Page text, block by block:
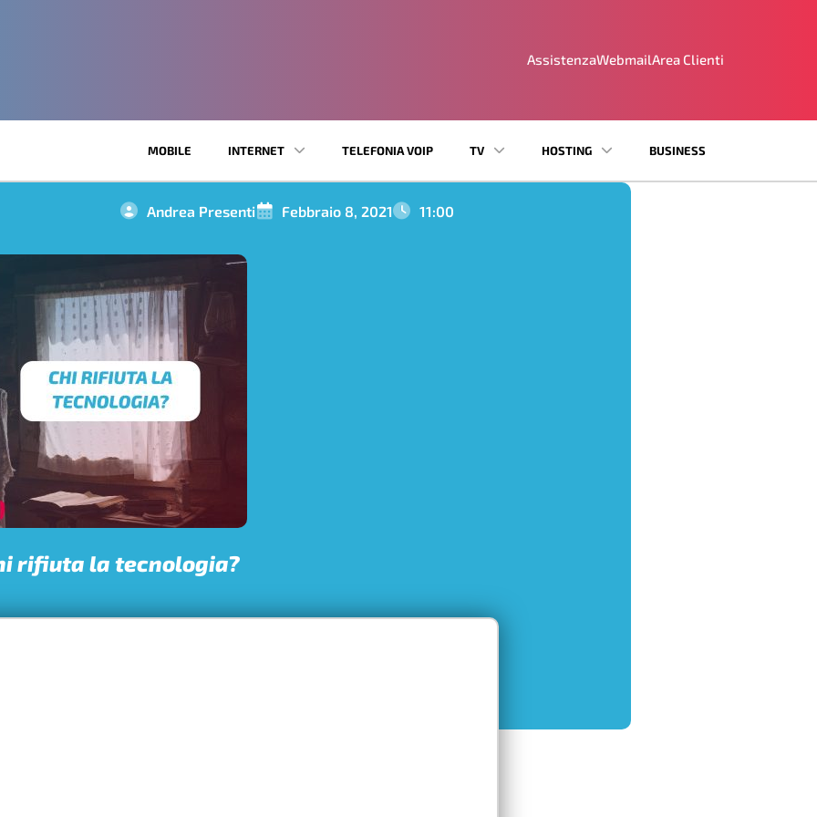
AssistenzaWebmailArea Clienti
MOBILE INTERNET TELEFONIA VOIP TV HOSTING BUSINESS
Andrea Presenti Febbraio 8, 2021 11:00
rifiuta la tecnologia?